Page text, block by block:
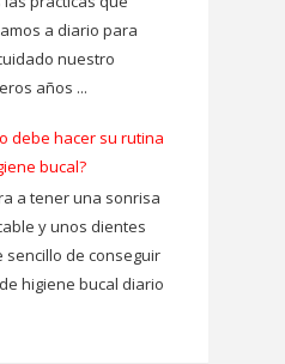
a diario para
nuestro
años ...
debe hacer su rutina
bucal?
a tener una sonrisa
y unos dientes
sencillo de conseguir
higiene bucal diario